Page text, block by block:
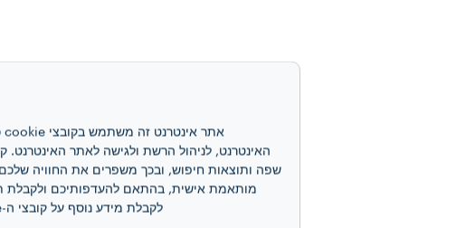
לקבלת מידע נוסף על קובצי ה-cookie שלנו ועל אופן ניהולם, אנא קראו את מדיניות קובצי ה-